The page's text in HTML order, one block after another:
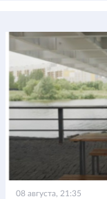
08 августа, 21:35